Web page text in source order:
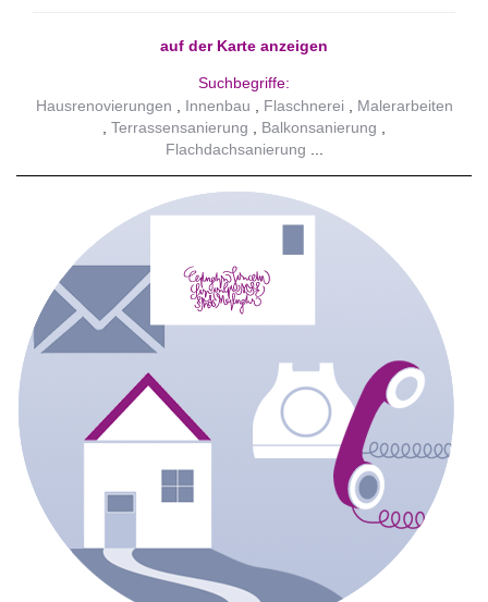
auf der Karte anzeigen
Suchbegriffe:
Hausrenovierungen
Innenbau Flaschnerei
Malerarbeiten
Terrassensanierung
Balkonsanierung
Flachdachsanierung